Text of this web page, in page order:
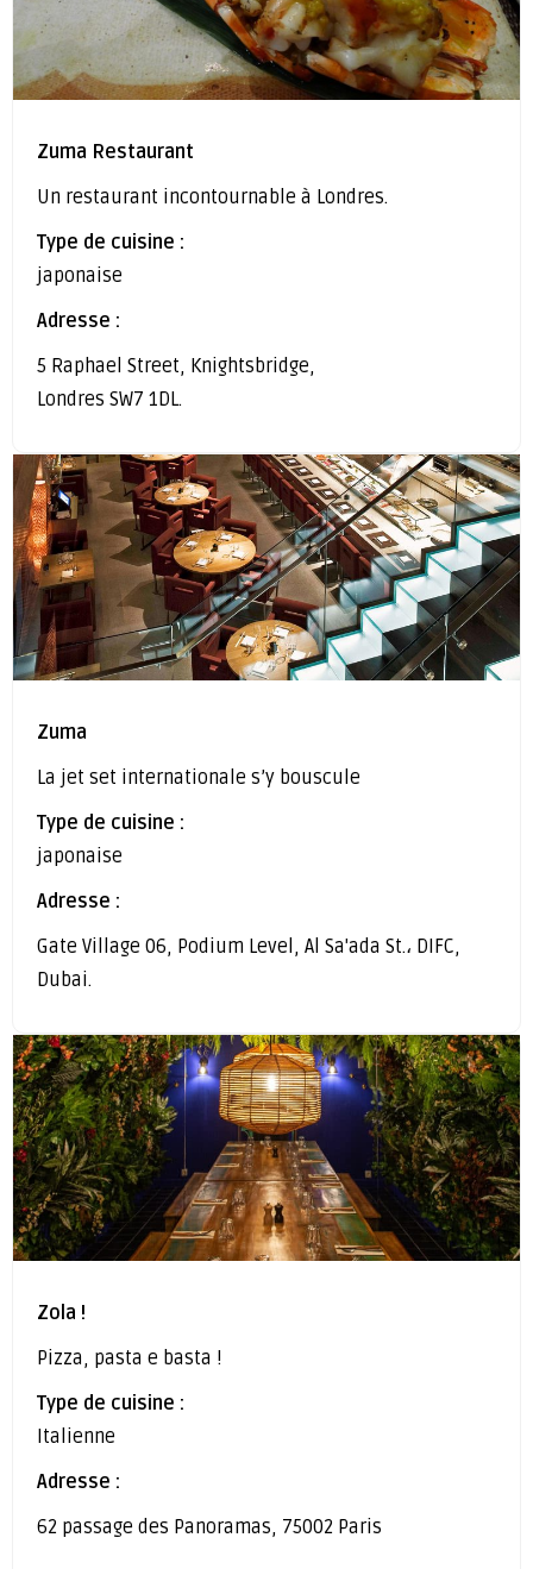
Zuma Restaurant
Un restaurant incontournable à Londres.
Type de cuisine :
japonaise
Adresse :
5 Raphael Street, Knightsbridge,
Londres SW7 1DL.
Zuma
La jet set internationale s’y bouscule
Type de cuisine :
japonaise
Adresse :
Gate Village 06, Podium Level, Al Sa'ada St.، DIFC,
Dubai.
Zola !
Pizza, pasta e basta !
Type de cuisine :
Italienne
Adresse :
62 passage des Panoramas, 75002 Paris